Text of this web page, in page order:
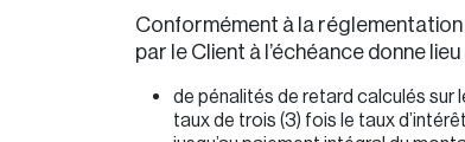
Conformément à la
par le Client à l’échéance donne
de pénalités de retard calculés sur
taux de trois (3) fois le taux